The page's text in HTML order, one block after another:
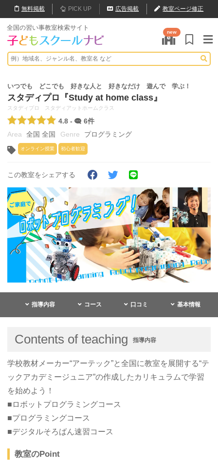
無料掲載 PICK UP 広告掲載 教室ページ修正
全国の習い事教室検索サイト
new
いつでも どこでも 好きな人と 好きなだけ 遊んで 学ぶ！
スタディプロ『Study at home class』
スタディプロ スタディアットホームクラス
4.8 -
6件
全国 全国
プログラミング
オンライン授業 初心者歓迎
この教室をシェアする
指導内容 コース 口コミ 基本情報
Contents of teaching 指導内容
学校教材メーカー“アーテック”と全国に教室を展開する“テ
ックアカデミージュニア”の作成したカリキュラムで学習
を始めよう！
■ロボットプログラミングコース
■プログラミングコース
■デジタルそろばん速習コース
教室のPoint